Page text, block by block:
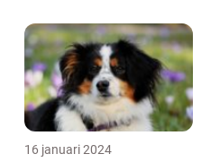
16 januari 2024